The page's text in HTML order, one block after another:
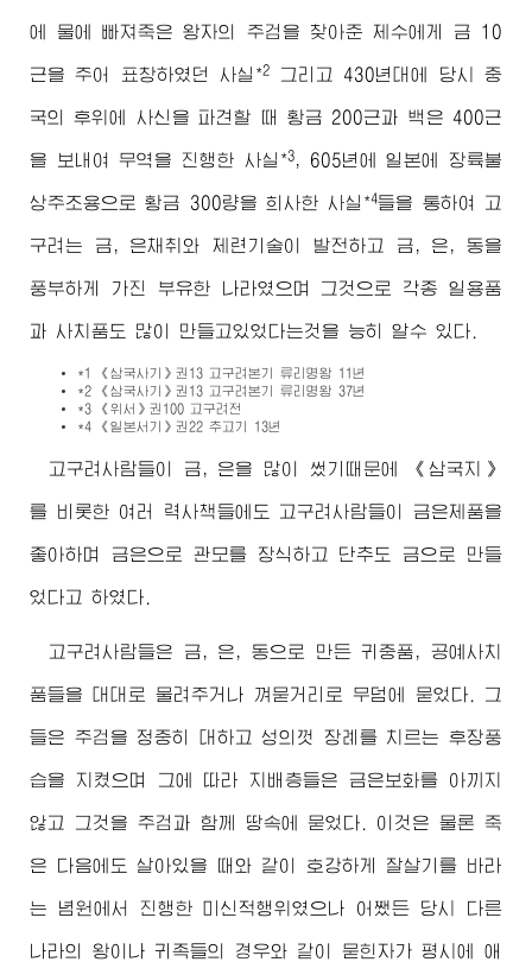
에 물에 빠져죽은 왕자의 주검을 찾아준 제수에게 금 10
근을 주어 표창하였던 사실 *2 그리고 430년대에 당시 중
국의 후위에 사신을 파견할 때 황금 200근과 백은 400근
을 보내여 무역을 진행한 사실 *3, 605년에 일본에 장륙불
상주조용으로 황금 300량을 희사한 사실 *4들을 통하여 고
구려는 금, 은채취와 제련기술이 발전하고 금, 은, 동을
풍부하게 가진 부유한 나라였으며 그것으로 각종 일용품
과 사치품도 많이 만들고있었다는것을 능히 알수 있다.
*1 《삼국사기》권13 고구려본기 류리명왕 11년
*2 《삼국사기》권13 고구려본기 류리명왕 37년
*3 《위서》권100 고구려전
*4 《일본서기》권22 추고기 13년
고구려사람들이 금, 은을 많이 썼기때문에 《삼국지》
를 비롯한 여러 력사책들에도 고구려사람들이 금은제품을
좋아하며 금은으로 관모를 장식하고 단추도 금으로 만들
었다고 하였다.
고구려사람들은 금, 은, 동으로 만든 귀중품, 공예사치
품들을 대대로 물려주거나 껴묻거리로 무덤에 묻었다. 그
들은 주검을 정중히 대하고 성의껏 장례를 치르는 후장풍
습을 지켰으며 그에 따라 지배층들은 금은보화를 아끼지
않고 그것을 주검과 함께 땅속에 묻었다. 이것은 물론 죽
은 다음에도 살아있을 때와 같이 호강하게 잘살기를 바라
는 념원에서 진행한 미신적행위였으나 어쨌든 당시 다른
나라의 왕이나 귀족들의 경우와 같이 묻힌자가 평시에 애